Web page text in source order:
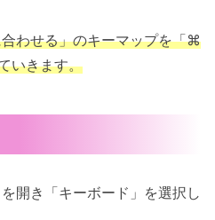
わせる」のキーマップを「⌘
いきます。
開き「キーボード」を選択し